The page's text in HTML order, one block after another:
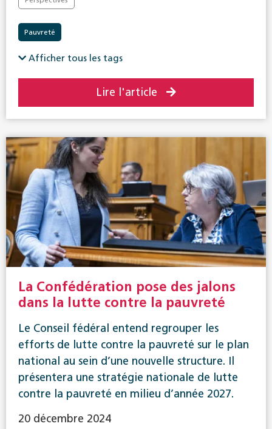
Pauvreté
Afficher tous les tags
Lire l'article
La Confédération pose des jalons
dans la lutte contre la pauvreté
Le Conseil fédéral entend regrouper les
efforts de lutte contre la pauvreté sur le plan
national au sein d’une nouvelle structure. Il
présentera une stratégie nationale de lutte
contre la pauvreté en milieu d’année 2027.
20 décembre 2024